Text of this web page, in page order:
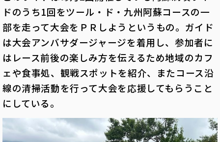
ドのうち1回をツール・ド・九州阿蘇コースの一
部を走って大会をＰＲしようというもの。ガイド
は大会アンバサダージャージを着用し、参加者に
はレース前後の楽しみ方を伝えるため地域のカフ
ェや食事処、観戦スポットを紹介、またコース沿
線の清掃活動を行って大会を応援してもらうこと
にしている。